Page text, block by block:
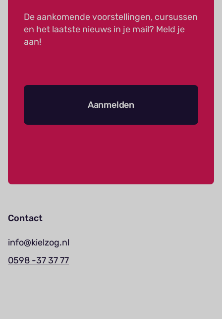
De aankomende voorstellingen, cursussen
en het laatste nieuws in je mail? Meld je
aan!
Aanmelden
Contact
info@kielzog.nl
0598 -37 37 77